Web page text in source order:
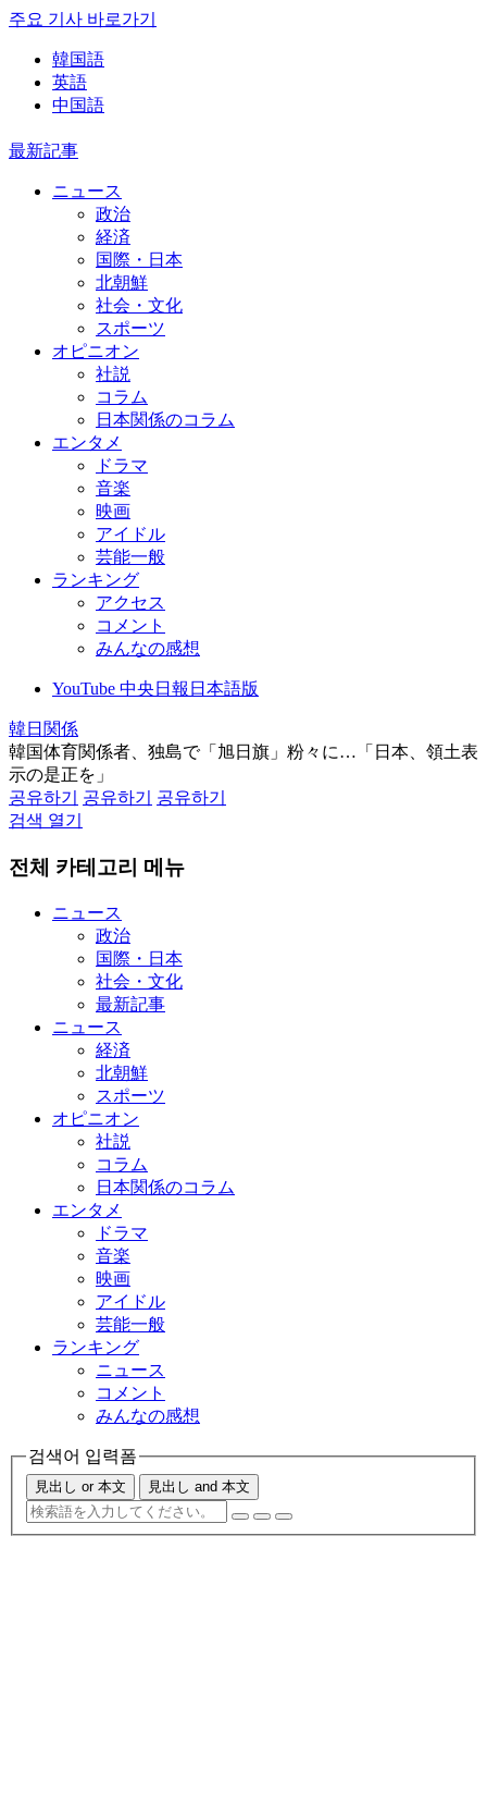
주요 기사 바로가기
韓国語
英語
中国語
最新記事
ニュース
政治
経済
国際・日本
北朝鮮
社会・文化
スポーツ
オピニオン
社説
コラム
日本関係のコラム
エンタメ
ドラマ
音楽
映画
アイドル
芸能一般
ランキング
アクセス
コメント
みんなの感想
YouTube 中央日報日本語版
韓日関係
韓国体育関係者、独島で「旭日旗」粉々に…「日本、領土表
示の是正を」
공유하기
공유하기
공유하기
검색 열기
전체 카테고리 메뉴
ニュース
政治
国際・日本
社会・文化
最新記事
ニュース
経済
北朝鮮
スポーツ
オピニオン
社説
コラム
日本関係のコラム
エンタメ
ドラマ
音楽
映画
アイドル
芸能一般
ランキング
ニュース
コメント
みんなの感想
검색어 입력폼
見出し or 本文 見出し and 本文